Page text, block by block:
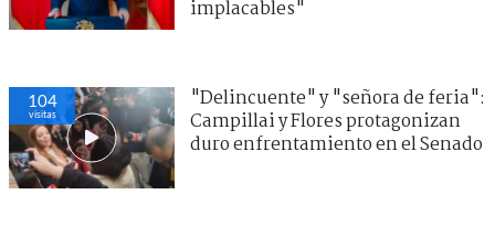
implacables"
104
visitas
"Delincuente" y "señora de feria":
Campillai y Flores protagonizan
duro enfrentamiento en el Senado